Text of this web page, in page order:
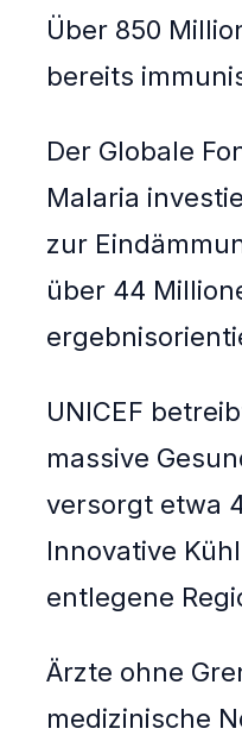
Über 850
bereits
Der Globale
Malaria
zur
über 44
UNICEF
massive
versorgt etwa
Innovative
entlegene
Ärzte ohne
medizinische